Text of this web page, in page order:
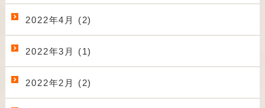
2022年4月 (2)
2022年3月 (1)
2022年2月 (2)